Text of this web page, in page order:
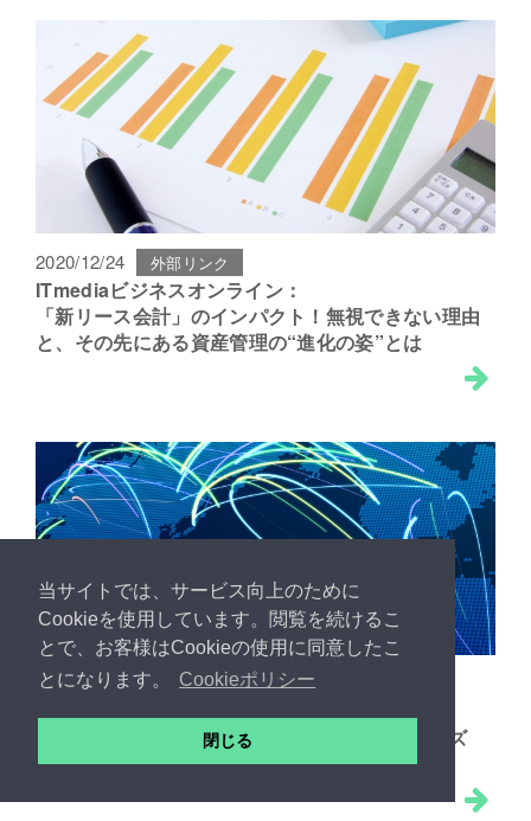
当サイトでは、サービス向上のために
Cookieを使用しています。閲覧を続けるこ
とで、お客様はCookieの使用に同意したこ
とになります。
Cookieポリシー
閉じる
2020/12/24 外部リンク
ITmediaビジネスオンライン：
「新リース会計」のインパクト！無視できない理由
と、その先にある資産管理の“進化の姿”とは
2020/09/29 外部リンク
IFRSで盛り上がる固定資産グローバル管理ニーズ
大競争時代の“意思決定”の切り札に